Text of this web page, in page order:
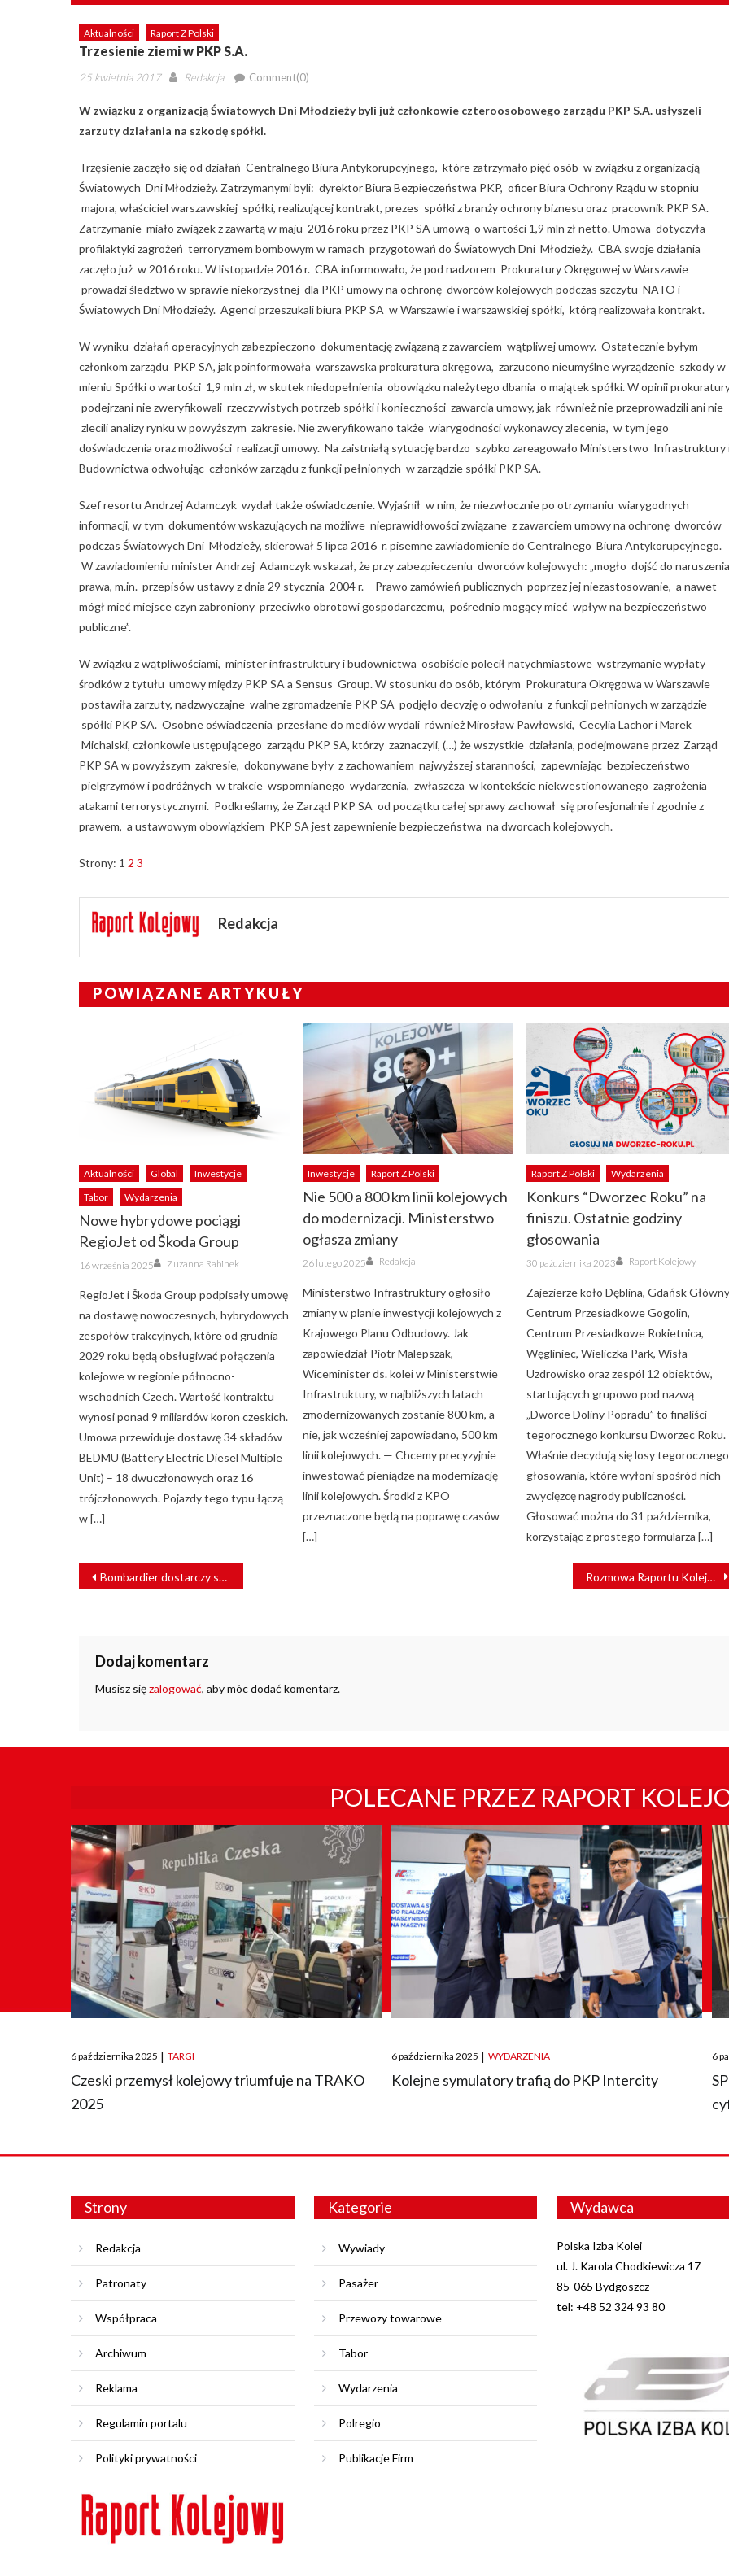
Aktualności Raport Z Polski
Trzesienie ziemi w PKP S.A.
Posted
25 kwietnia 2017 Author
Redakcja Comment(0)
W związku z organizacją Światowych Dni Młodzieży byli już członkowie czteroosobowego zarządu PKP S.A. usłyszeli
zarzuty działania na szkodę spółki.
Trzęsienie zaczęło się od działań Centralnego Biura Antykorupcyjnego, które zatrzymało pięć osób w związku z organizacją
Światowych Dni Młodzieży. Zatrzymanymi byli: dyrektor Biura Bezpieczeństwa PKP, oficer Biura Ochrony Rządu w stopniu
majora, właściciel warszawskiej spółki, realizującej kontrakt, prezes spółki z branży ochrony biznesu oraz pracownik PKP SA.
Zatrzymanie miało związek z zawartą w maju 2016 roku przez PKP SA umową o wartości 1,9 mln zł netto. Umowa dotyczyła
profilaktyki zagrożeń terroryzmem bombowym w ramach przygotowań do Światowych Dni Młodzieży. CBA swoje działania
zaczęło już w 2016 roku. W listopadzie 2016 r. CBA informowało, że pod nadzorem Prokuratury Okręgowej w Warszawie
prowadzi śledztwo w sprawie niekorzystnej dla PKP umowy na ochronę dworców kolejowych podczas szczytu NATO i
Światowych Dni Młodzieży. Agenci przeszukali biura PKP SA w Warszawie i warszawskiej spółki, którą realizowała kontrakt.
W wyniku działań operacyjnych zabezpieczono dokumentację związaną z zawarciem wątpliwej umowy. Ostatecznie byłym
członkom zarządu PKP SA, jak poinformowała warszawska prokuratura okręgowa, zarzucono nieumyślne wyrządzenie szkody w
mieniu Spółki o wartości 1,9 mln zł, w skutek niedopełnienia obowiązku należytego dbania o majątek spółki. W opinii
podejrzani nie zweryfikowali rzeczywistych potrzeb spółki i konieczności zawarcia umowy, jak również nie przeprowadzili ani nie
zlecili analizy rynku w powyższym zakresie. Nie zweryfikowano także wiarygodności wykonawcy zlecenia, w tym jego
doświadczenia oraz możliwości realizacji umowy. Na zaistniałą sytuację bardzo szybko zareagowało Ministerstwo Infrastruktury
Budownictwa odwołując członków zarządu z funkcji pełnionych w zarządzie spółki PKP SA.
Szef resortu Andrzej Adamczyk wydał także oświadczenie. Wyjaśnił w nim, że niezwłocznie po otrzymaniu wiarygodnych
informacji, w tym dokumentów wskazujących na możliwe nieprawidłowości związane z zawarciem umowy na ochronę dworców
podczas Światowych Dni Młodzieży, skierował 5 lipca 2016 r. pisemne zawiadomienie do Centralnego Biura Antykorupcyjnego.
W zawiadomieniu minister Andrzej Adamczyk wskazał, że przy zabezpieczeniu dworców kolejowych: „mogło dojść do naruszenia
prawa, m.in. przepisów ustawy z dnia 29 stycznia 2004 r. – Prawo zamówień publicznych poprzez jej niezastosowanie, a nawet
mógł mieć miejsce czyn zabroniony przeciwko obrotowi gospodarczemu, pośrednio mogący mieć wpływ na bezpieczeństwo
publiczne”.
W związku z wątpliwościami, minister infrastruktury i budownictwa osobiście polecił natychmiastowe wstrzymanie wypłaty
środków z tytułu umowy między PKP SA a Sensus Group. W stosunku do osób, którym Prokuratura Okręgowa w Warszawie
postawiła zarzuty, nadzwyczajne walne zgromadzenie PKP SA podjęło decyzję o odwołaniu z funkcji pełnionych w zarządzie
spółki PKP SA. Osobne oświadczenia przesłane do mediów wydali również Mirosław Pawłowski, Cecylia Lachor i Marek
Michalski, członkowie ustępującego zarządu PKP SA, którzy zaznaczyli, (…) że wszystkie działania, podejmowane przez Zarząd
PKP SA w powyższym zakresie, dokonywane były z zachowaniem najwyższej staranności, zapewniając bezpieczeństwo
pielgrzymów i podróżnych w trakcie wspomnianego wydarzenia, zwłaszcza w kontekście niekwestionowanego zagrożenia
atakami terrorystycznymi. Podkreślamy, że Zarząd PKP SA od początku całej sprawy zachował się profesjonalnie i zgodnie z
prawem, a ustawowym obowiązkiem PKP SA jest zapewnienie bezpieczeństwa na dworcach kolejowych.
Strony: 1 2 3
Redakcja
POWIĄZANE ARTYKUŁY
Aktualności Global
Inwestycje
Tabor
Wydarzenia
Nowe hybrydowe pociągi
RegioJet od Škoda Group
Posted
on
16 września 2025 Author
Zuzanna Rabinek
RegioJet i Škoda Group podpisały umowę
na dostawę nowoczesnych, hybrydowych
zespołów trakcyjnych, które od grudnia
2029 roku będą obsługiwać połączenia
kolejowe w regionie północno-
wschodnich Czech. Wartość kontraktu
wynosi ponad 9 miliardów koron czeskich.
Umowa przewiduje dostawę 34 składów
BEDMU (Battery Electric Diesel Multiple
Unit) – 18 dwuczłonowych oraz 16
trójczłonowych. Pojazdy tego typu łączą
w […]
Inwestycje Raport Z Polski
Nie 500 a 800 km linii kolejowych
do modernizacji. Ministerstwo
ogłasza zmiany
Posted
on
26 lutego 2025 Author
Redakcja
Ministerstwo Infrastruktury ogłosiło
zmiany w planie inwestycji kolejowych z
Krajowego Planu Odbudowy. Jak
zapowiedział Piotr Malepszak,
Wiceminister ds. kolei w Ministerstwie
Infrastruktury, w najbliższych latach
zmodernizowanych zostanie 800 km, a
nie, jak wcześniej zapowiadano, 500 km
linii kolejowych. — Chcemy precyzyjnie
inwestować pieniądze na modernizację
linii kolejowych. Środki z KPO
przeznaczone będą na poprawę czasów
[…]
Raport Z Polski Wydarzenia
Konkurs “Dworzec Roku” na
finiszu. Ostatnie godziny
głosowania
Posted
on
30 października 2023 Author
Raport Kolejowy
Zajezierze koło Dęblina, Gdańsk
Centrum Przesiadkowe Gogolin,
Centrum Przesiadkowe Rokietnica,
Węgliniec, Wieliczka Park, Wisła
Uzdrowisko oraz zespól 12 obiektów,
startujących grupowo pod nazwą
„Dworce Doliny Popradu” to finaliści
tegorocznego konkursu Dworzec Roku.
Właśnie decydują się losy tegorocznego
głosowania, które wyłoni spośród nich
zwycięzcę nagrody publiczności.
Głosować można do 31 października,
korzystając z prostego formularza […]
NAWIGACJA
WPISU
Bombardier dostarczy systemy ERTMS dla PESA Bydgoszcz Rozmowa Raportu Kolejowego z Krzysztofem Mamińskim, nowym prezesem PKP S.A.
Dodaj komentarz
Musisz sięzalogować, aby móc dodać komentarz.
POLECANE PRZEZ RAPORT
Posted
on
6 października 2025 | TARGI
Czeski przemysł kolejowy triumfuje na TRAKO
2025
Posted
on
6 października 2025 | WYDARZENIA
Kolejne symulatory trafią do PKP Intercity
on
6
Strony
Redakcja
Patronaty
Współpraca
Archiwum
Reklama
Regulamin portalu
Polityki prywatności
Kategorie
Wywiady
Pasażer
Przewozy towarowe
Tabor
Wydarzenia
Polregio
Publikacje Firm
Wydawca
Polska Izba Kolei
ul. J. Karola Chodkiewicza 17
85-065 Bydgoszcz
tel: +48 52 324 93 80